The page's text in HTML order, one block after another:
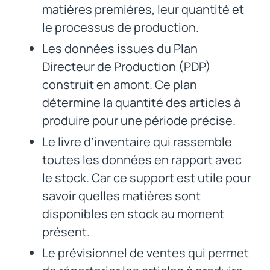
matières premières, leur quantité et
le processus de production.
Les données issues du Plan
Directeur de Production (PDP)
construit en amont. Ce plan
détermine la quantité des articles à
produire pour une période précise.
Le livre d’inventaire qui rassemble
toutes les données en rapport avec
le stock. Car ce support est utile pour
savoir quelles matières sont
disponibles en stock au moment
présent.
Le prévisionnel de ventes qui permet